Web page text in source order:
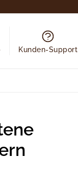
Kunden-Support